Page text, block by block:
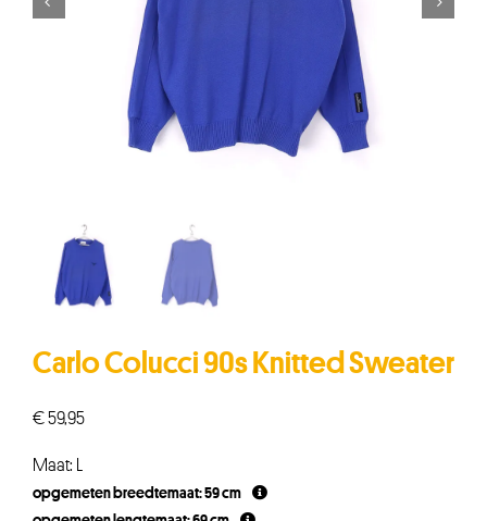
Carlo Colucci 90s Knitted Sweater
€59,95
Maat: L
opgemeten breedtemaat: 59 cm